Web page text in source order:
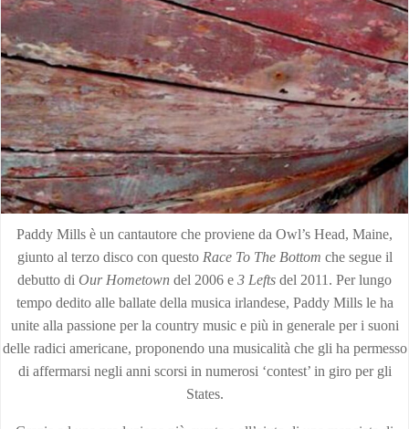
Paddy Mills è un cantautore che proviene da Owl’s Head, Maine,
giunto al terzo disco con questo Race To The Bottom che segue il
debutto di Our Hometown del 2006 e 3 Lefts del 2011. Per lungo
tempo dedito alle ballate della musica irlandese, Paddy Mills le ha
unite alla passione per la country music e più in generale per i suoni
delle radici americane, proponendo una musicalità che gli ha permesso
di affermarsi negli anni scorsi in numerosi ‘contest’ in giro per gli
States.